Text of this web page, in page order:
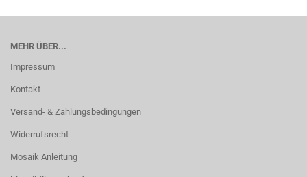
MEHR ÜBER...
Impressum
Kontakt
Versand- & Zahlungsbedingungen
Widerrufsrecht
Mosaik Anleitung